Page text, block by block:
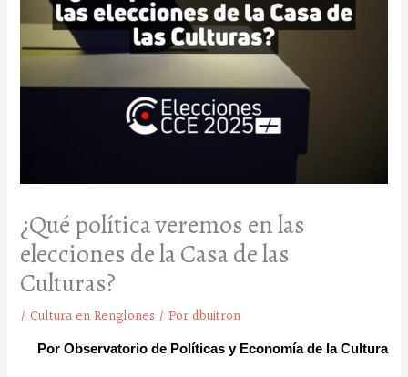
¿Qué política veremos en las
elecciones de la Casa de las
Culturas?
/ Cultura en Renglones / Por dbuitron
Por Observatorio de Políticas y Economía de la Cultura